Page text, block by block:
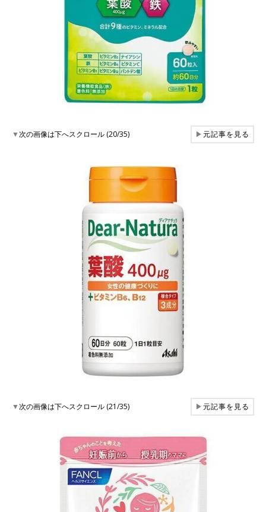
▼次の画像は下へスクロール (20/35) ▶元記事を見る
▼次の画像は下へスクロール (21/35) ▶元記事を見る